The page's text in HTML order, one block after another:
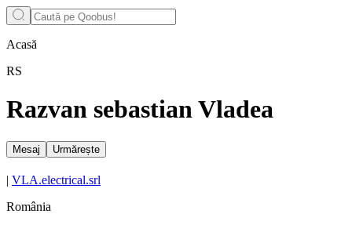
Acasă
RS
Razvan sebastian Vladea
Mesaj Urmărește
| VLA.electrical.srl
România